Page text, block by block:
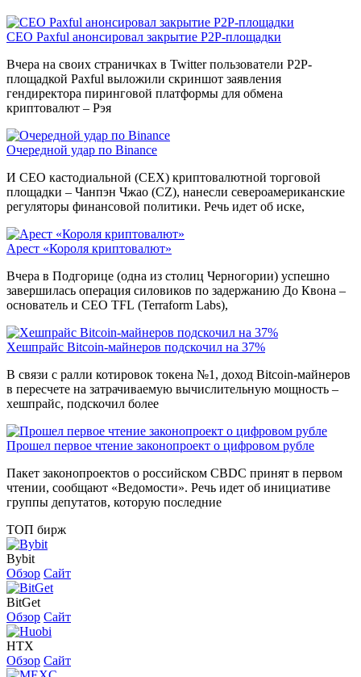
CEO Paxful анонсировал закрытие P2P-площадки
Вчера на своих страничках в Twitter пользователи P2P-
площадкой Paxful выложили скриншот заявления
гендиректора пиринговой платформы для обмена
криптовалют – Рэя
Очередной удар по Binance
И CEO кастодиальной (CEX) криптовалютной торговой
площадки – Чанпэн Чжао (CZ), нанесли североамериканские
регуляторы финансовой политики. Речь идет об иске,
Арест «Короля криптовалют»
Вчера в Подгорице (одна из столиц Черногории) успешно
завершилась операция силовиков по задержанию До Квона –
основатель и CEO TFL (Terraform Labs),
Хешпрайс Bitcoin-майнеров подскочил на 37%
В связи с ралли котировок токена №1, доход Bitcoin-майнеров
в пересчете на затрачиваемую вычислительную мощность –
хешпрайс, подскочил более
Прошел первое чтение законопроект о цифровом рубле
Пакет законопроектов о российском CBDC принят в первом
чтении, сообщают «Ведомости». Речь идет об инициативе
группы депутатов, которую последние
ТОП бирж
Bybit
Обзор Сайт
BitGet
Обзор Сайт
HTX
Обзор Сайт